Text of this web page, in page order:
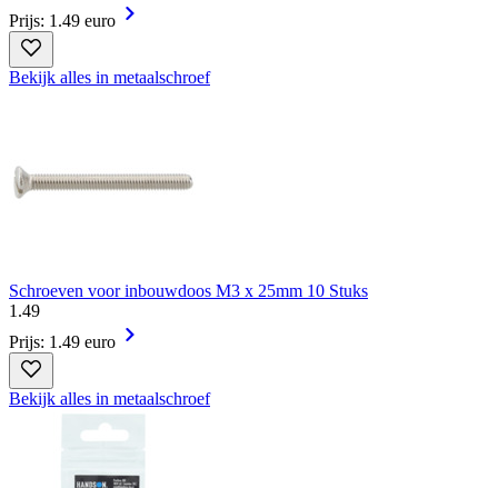
Prijs: 1.49 euro
Bekijk alles in metaalschroef
Schroeven voor inbouwdoos M3 x 25mm 10 Stuks
1 .49
Prijs: 1.49 euro
Bekijk alles in metaalschroef